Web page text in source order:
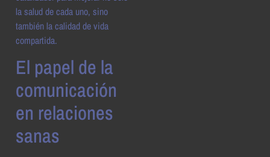
la salud de cada uno, sino
también la calidad de vida
compartida.
El papel de la
comunicación
en relaciones
sanas